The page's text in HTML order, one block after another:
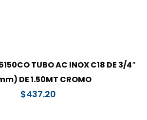
TUBO AC INOX C18 DE 3/4″
DE 1.50MT CROMO
$437.20